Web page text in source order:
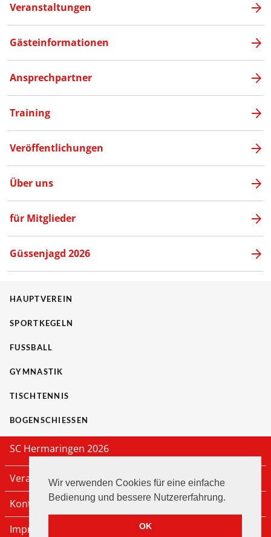
Wir verwenden Cookies für eine einfache
Bedienung und bessere Nutzererfahrung.
OK
Veranstaltungen
Gästeinformationen
Ansprechpartner
Training
Veröffentlichungen
Über uns
für Mitglieder
Güssenjagd 2026
HAUPTVEREIN
SPORTKEGELN
FUSSBALL
GYMNASTIK
TISCHTENNIS
BOGENSCHIESSEN
SC Hermaringen 2026
Veranstaltungen
Kontakt
Impressum